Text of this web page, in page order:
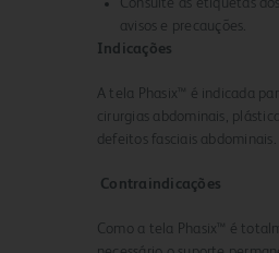
Consulte as etiquetas
avisos e precauções.
Indicações
A tela Phasix™ é indicada
cirurgias abdominais,
defeitos fasciais abdominais.
Contraindicações
Como a tela Phasix™ é